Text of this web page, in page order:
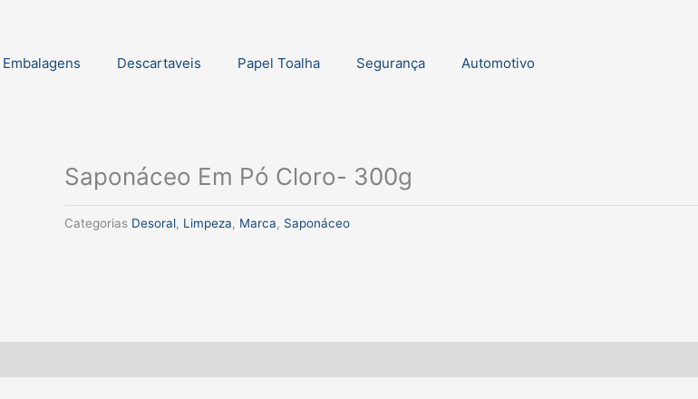
Embalagens Descartaveis Papel Toalha Segurança Automotivo
Saponáceo Em Pó Cloro- 300g
Categorias Desoral, Limpeza, Marca, Saponáceo